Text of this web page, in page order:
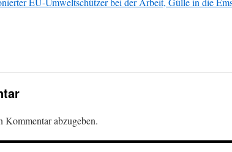
Kommentar abzugeben.